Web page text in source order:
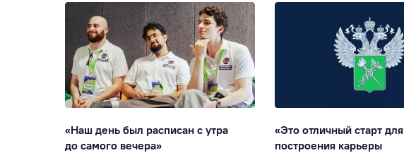
«Наш день был расписан с утра
до самого вечера»
«Это отличный старт для
построения карьеры